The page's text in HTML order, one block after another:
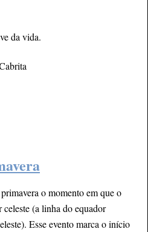
da vida.
o momento em que o
(a linha do equador
Esse evento marca o início